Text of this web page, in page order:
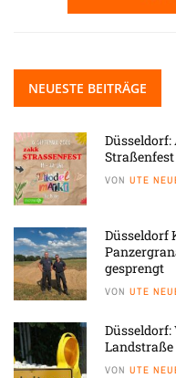
NEUESTE BEITRÄGE
Düsseldorf:
Straßenfest
VON UTE
Düsseldorf
gesprengt
VON UTE
VON UTE